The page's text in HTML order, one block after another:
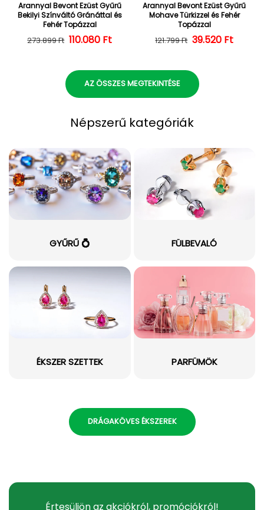
Arannyal Bevont Ezüst Gyűrű
Bekilyi Színváltó Gránáttal és
Fehér Topázzal
Normál ár
273.899 Ft Kedvezményes ár
110.080 Ft
Arannyal Bevont Ezüst Gyűrű
Mohave Türkizzel és Fehér
Topázzal
Normál ár
121.799 Ft 39.520 Ft
AZ ÖSSZES MEGTEKINTÉSE
Népszerű kategóriák
GYŰRŰ 💍 FÜLBEVALÓ
ÉKSZER SZETTEK PARFÜMÖK
DRÁGAKÖVES ÉKSZEREK
Értesüljön az akciókról, promóciókról!